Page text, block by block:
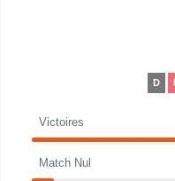
D
Victoires
Match Nul